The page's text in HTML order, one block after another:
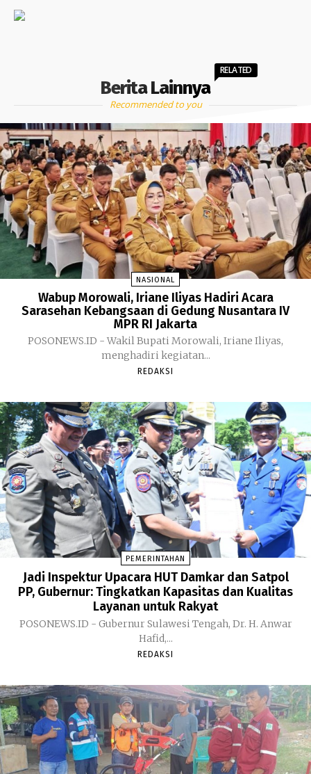
Berita Lainnya
RELATED
Recommended to you
NASIONAL
Wabup Morowali, Iriane Iliyas Hadiri Acara
Sarasehan Kebangsaan di Gedung Nusantara IV
MPR RI Jakarta
POSONEWS.ID - Wakil Bupati Morowali, Iriane Iliyas,
menghadiri kegiatan...
REDAKSI
PEMERINTAHAN
Jadi Inspektur Upacara HUT Damkar dan Satpol
PP, Gubernur: Tingkatkan Kapasitas dan Kualitas
Layanan untuk Rakyat
POSONEWS.ID - Gubernur Sulawesi Tengah, Dr. H. Anwar
Hafid,...
REDAKSI